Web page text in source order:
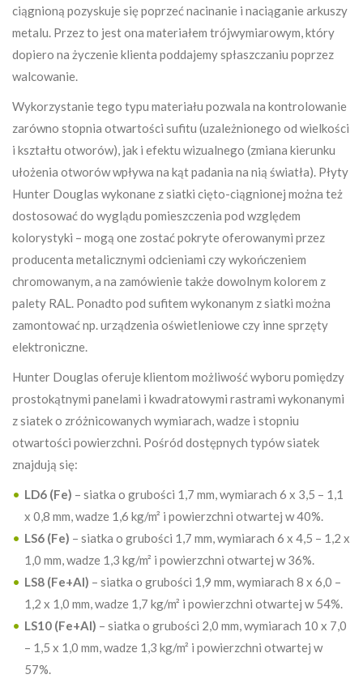
ciągnioną pozyskuje się poprzeć nacinanie i naciąganie arkuszy
metalu. Przez to jest ona materiałem trójwymiarowym, który
dopiero na życzenie klienta poddajemy spłaszczaniu poprzez
walcowanie.
Wykorzystanie tego typu materiału pozwala na kontrolowanie
zarówno stopnia otwartości sufitu (uzależnionego od wielkości
i kształtu otworów), jak i efektu wizualnego (zmiana kierunku
ułożenia otworów wpływa na kąt padania na nią światła). Płyty
Hunter Douglas wykonane z siatki cięto-ciągnionej można też
dostosować do wyglądu pomieszczenia pod względem
kolorystyki – mogą one zostać pokryte oferowanymi przez
producenta metalicznymi odcieniami czy wykończeniem
chromowanym, a na zamówienie także dowolnym kolorem z
palety RAL. Ponadto pod sufitem wykonanym z siatki można
zamontować np. urządzenia oświetleniowe czy inne sprzęty
elektroniczne.
Hunter Douglas oferuje klientom możliwość wyboru pomiędzy
prostokątnymi panelami i kwadratowymi rastrami wykonanymi
z siatek o zróżnicowanych wymiarach, wadze i stopniu
otwartości powierzchni. Pośród dostępnych typów siatek
znajdują się:
LD6 (Fe) – siatka o grubości 1,7 mm, wymiarach 6 x 3,5 – 1,1
x 0,8 mm, wadze 1,6 kg/m² i powierzchni otwartej w 40%.
LS6 (Fe) – siatka o grubości 1,7 mm, wymiarach 6 x 4,5 – 1,2 x
1,0 mm, wadze 1,3 kg/m² i powierzchni otwartej w 36%.
LS8 (Fe+Al) – siatka o grubości 1,9 mm, wymiarach 8 x 6,0 –
1,2 x 1,0 mm, wadze 1,7 kg/m² i powierzchni otwartej w 54%.
LS10 (Fe+Al) – siatka o grubości 2,0 mm, wymiarach 10 x 7,0
– 1,5 x 1,0 mm, wadze 1,3 kg/m² i powierzchni otwartej w
57%.